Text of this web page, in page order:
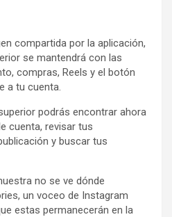
compartida por la aplicación,
se mantendrá con las
compras, Reels y el botón
a tu cuenta.
podrás encontrar ahora
cuenta, revisar tus
y buscar tus
no se ve dónde
un voceo de Instagram
estas permanecerán en la